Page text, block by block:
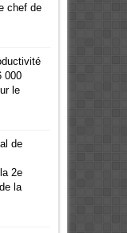
chef de
000
le
de
2e
la